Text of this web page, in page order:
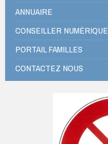
ANNUAIRE
CONSEILLER NUMÉRIQUE
PORTAIL FAMILLES
CONTACTEZ NOUS